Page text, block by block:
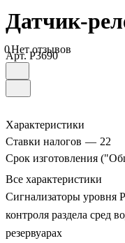
Датчик-
0Нет отзывов
Арт.P3690
Характеристики
Ставки налогов — 22
Срок изготовления
Все характеристики
Сигнализаторы уровня
контроля раздела сред
резервуарах